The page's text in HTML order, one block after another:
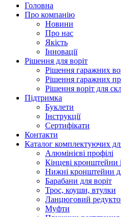
Головна
Про компанію
Новини
Про нас
Якість
Інновації
Рішення для воріт
Рішення гаражних
Рішення гаражних
Рішення воріт для
Підтримка
Буклети
Інструкції
Сертифікати
Контакти
Каталог комплектуючих
Алюмінієві профілі
Кінцеві кронштейни
Нижні кронштейни
Барабани для воріт
Трос, коуши, втулки
Ланцюговий
Муфти